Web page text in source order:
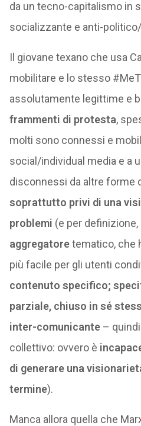
da un tecno-capitalismo in
socializzante e anti-
Il giovane texano che usa
mobilitare e lo stesso
assolutamente legittime e
frammenti di protesta,
molti sono connessi e
social/individual media e a
disconnessi da altre forme
soprattutto privi di una
problemi (e per definizione,
aggregatoretematico, che
più facile per gli utenti
contenuto specifico;
parziale, chiuso in sé
inter-comunicante– quindi
collettivo: ovvero è
di generare una
termine).
Manca allora quella che